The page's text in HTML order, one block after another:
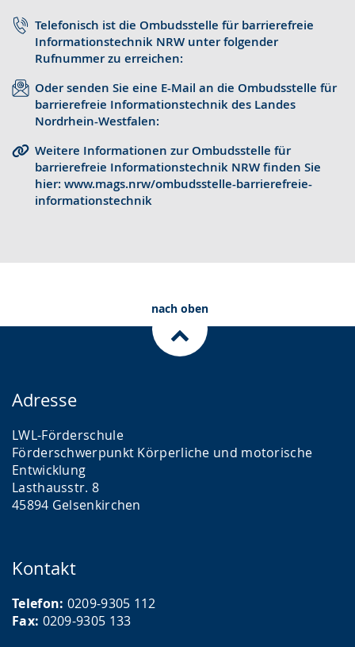
Telefonisch ist die Ombudsstelle für barrierefreie
Informationstechnik NRW unter folgender
Rufnummer zu erreichen:
Oder senden Sie eine E-Mail an die Ombudsstelle für
barrierefreie Informationstechnik des Landes
Nordrhein-Westfalen:
Weitere Informationen zur Ombudsstelle für
barrierefreie Informationstechnik NRW finden Sie
hier: www.mags.nrw/ombudsstelle-barrierefreie-
informationstechnik
e
w
c
e
t
e
s
t
.
e
r
e
r
p
w
i
r
d
a
e
e
nach oben
Adresse
LWL-Förderschule
Förderschwerpunkt Körperliche und motorische
Entwicklung
Lasthausstr. 8
45894 Gelsenkirchen
Kontakt
Telefon: 0209-9305 112
Fax: 0209-9305 133